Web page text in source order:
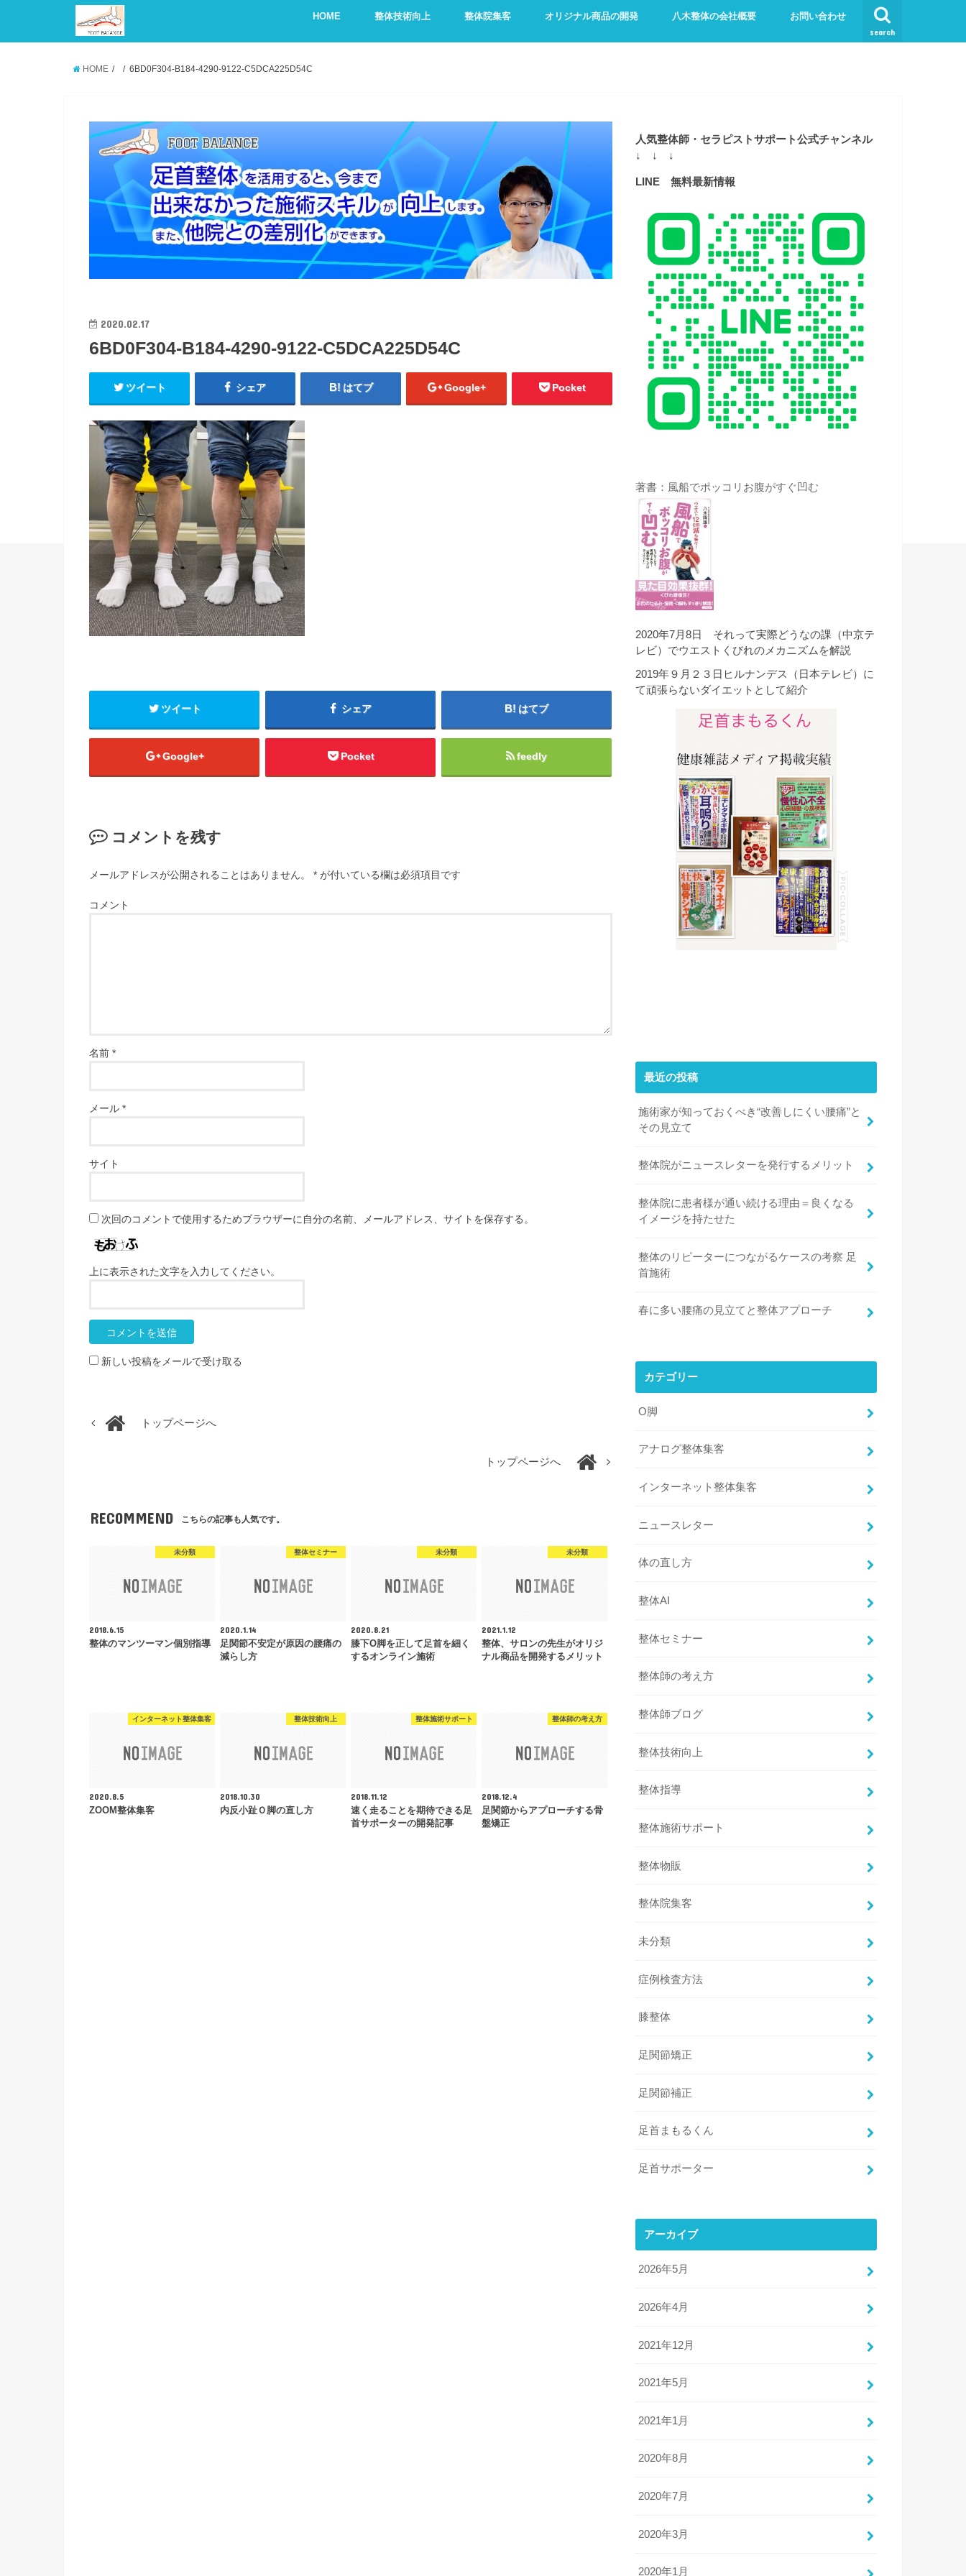
search
HOME 整体技術向上 整体院集客 オリジナル商品の開発 八木整体の会社概要 お問い合わせ
HOME 6BD0F304-B184-4290-9122-C5DCA225D54C
2020.02.17
6BD0F304-B184-4290-9122-C5DCA225D54C
ツイート シェア はてブ Google+ Pocket
ツイート シェア はてブ
Google+ Pocket feedly
コメントを残す
メールアドレスが公開されることはありません。 * が付いている欄は必須項目です
コメント
名前 *
メール *
サイト
次回のコメントで使用するためブラウザーに自分の名前、メールアドレス、サイトを保存する。
上に表示された文字を入力してください。
新しい投稿をメールで受け取る
トップページへ
トップページへ
RECOMMEND こちらの記事も人気です。
未分類
2018.6.15
整体のマンツーマン個別指導
整体セミナー
2020.1.14
足関節不安定が原因の腰痛の
減らし方
未分類
2020.8.21
膝下O脚を正して足首を細く
するオンライン施術
未分類
2021.1.12
整体、サロンの先生がオリジ
ナル商品を開発するメリット
インターネット整体集客
2020.8.5
ZOOM整体集客
整体技術向上
2018.10.30
内反小趾Ｏ脚の直し方
整体施術サポート
2018.11.12
速く走ることを期待できる足
首サポーターの開発記事
整体師の考え方
2018.12.4
足関節からアプローチする骨
盤矯正
人気整体師・セラピストサポート公式チャンネル
↓ ↓ ↓
LINE 無料最新情報
著書：風船でポッコリお腹がすぐ凹む
2020年7月8日 それって実際どうなの課（中京テ
レビ）でウエストくびれのメカニズムを解説
2019年９月２３日ヒルナンデス（日本テレビ）に
て頑張らないダイエットとして紹介
最近の投稿
施術家が知っておくべき“改善しにくい腰痛”と
その見立て
整体院がニュースレターを発行するメリット
整体院に患者様が通い続ける理由＝良くなる
イメージを持たせた
整体のリピーターにつながるケースの考察 足
首施術
春に多い腰痛の見立てと整体アプローチ
カテゴリー
O脚
アナログ整体集客
インターネット整体集客
ニュースレター
体の直し方
整体AI
整体セミナー
整体師の考え方
整体師ブログ
整体技術向上
整体指導
整体施術サポート
整体物販
整体院集客
未分類
症例検査方法
膝整体
足関節矯正
足関節補正
足首まもるくん
足首サポーター
アーカイブ
2026年5月
2026年4月
2021年12月
2021年5月
2021年1月
2020年8月
2020年7月
2020年3月
2020年1月